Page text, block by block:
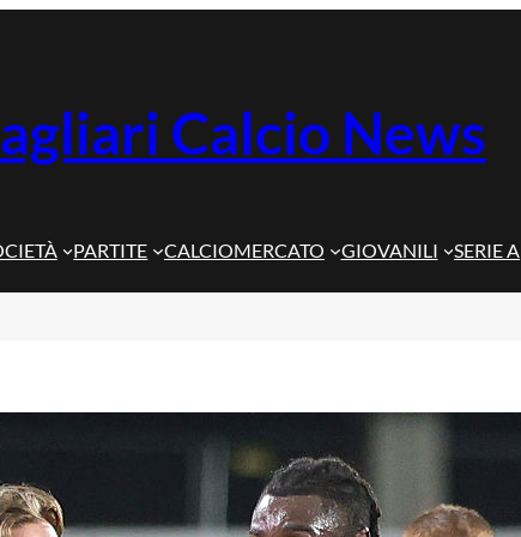
Calcio News
PARTITE CALCIOMERCATO GIOVANILI SERIE A